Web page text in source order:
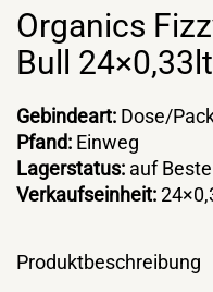
Organics
Bull
Gebindeart: Dose/
Pfand: Einweg
Lagerstatus: auf
Verkaufseinheit:
Produktbeschreibung